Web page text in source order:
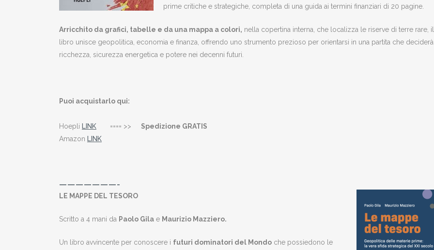
prime critiche e strategiche, completa di una guida ai termini finanziari di 20 pagine.
Arricchito da grafici, tabelle e da una mappa a colori, nella copertina interna, che localizza le riserve di terre rare, il
libro unisce geopolitica, economia e finanza, offrendo uno strumento prezioso per orientarsi in una partita che deciderà
ricchezza, sicurezza energetica e potere nei decenni futuri.
Puoi acquistarlo qui:
Hoepli LINK ==== >> Spedizione GRATIS
Amazon LINK
———————-
LE MAPPE DEL TESORO
Scritto a 4 mani da Paolo Gila e Maurizio Mazziero.
Un libro avvincente per conoscere i futuri dominatori del Mondo che possiedono le